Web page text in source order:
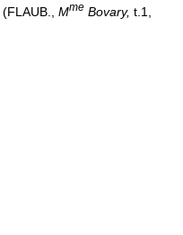
(FLAUB., Mme Bovary, t.1,